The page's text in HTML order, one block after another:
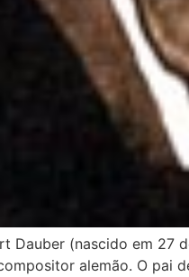
Dauber (nascido em
alemão. O pai